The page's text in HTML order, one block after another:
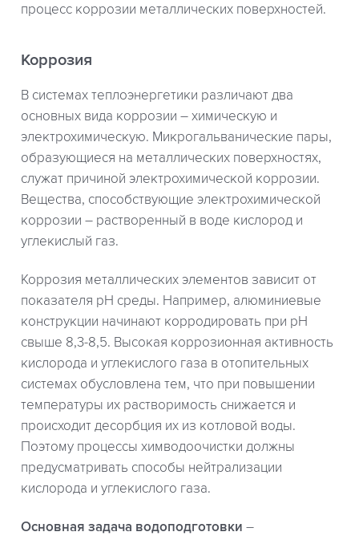
процесс коррозии металлических поверхностей.
Коррозия
В системах теплоэнергетики различают два
основных вида коррозии – химическую и
электрохимическую. Микрогальванические пары,
образующиеся на металлических поверхностях,
служат причиной электрохимической коррозии.
Вещества, способствующие электрохимической
коррозии – растворенный в воде кислород и
углекислый газ.
Коррозия металлических элементов зависит от
показателя pH среды. Например, алюминиевые
конструкции начинают корродировать при рН
свыше 8,3-8,5. Высокая коррозионная активность
кислорода и углекислого газа в отопительных
системах обусловлена тем, что при повышении
температуры их растворимость снижается и
происходит десорбция их из котловой воды.
Поэтому процессы химводоочистки должны
предусматривать способы нейтрализации
кислорода и углекислого газа.
Основная задача водоподготовки –